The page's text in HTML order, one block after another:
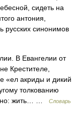
сидеть на
антония,
русских синонимов
В Евангелии от
Крестителе,
«ел акриды и дикий
толкованию
жить… …
Словарь